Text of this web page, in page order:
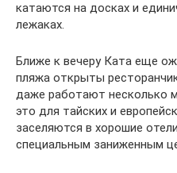
катаются на досках и
лежаках.
Ближе к вечеру Ката еще
пляжа открыты
даже работают несколько
это для тайских и
заселяются в хорошие
специальным заниженным